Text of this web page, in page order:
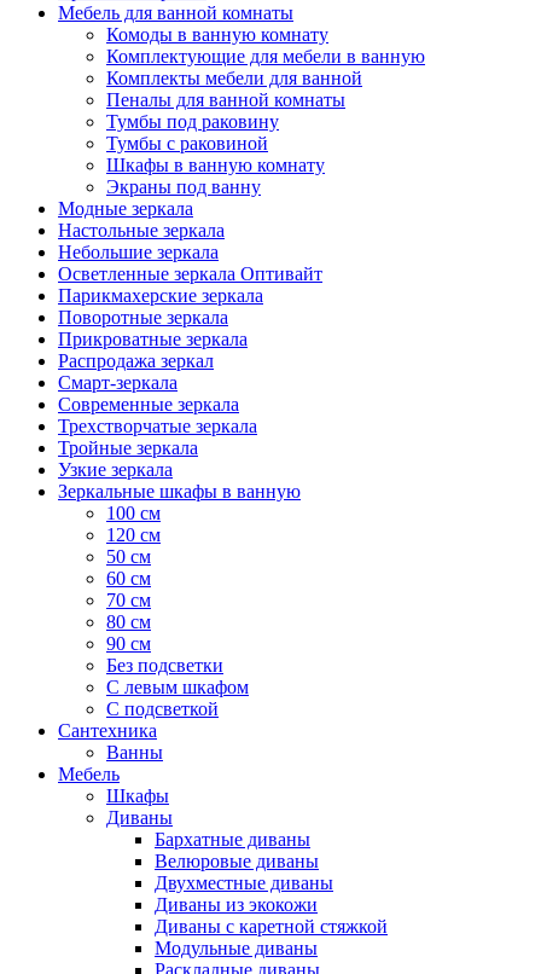
Мебель для ванной комнаты
Комоды в ванную комнату
Комплектующие для мебели в ванную
Комплекты мебели для ванной
Пеналы для ванной комнаты
Тумбы под раковину
Тумбы с раковиной
Шкафы в ванную комнату
Экраны под ванну
Модные зеркала
Настольные зеркала
Небольшие зеркала
Осветленные зеркала Оптивайт
Парикмахерские зеркала
Поворотные зеркала
Прикроватные зеркала
Распродажа зеркал
Смарт-зеркала
Современные зеркала
Трехстворчатые зеркала
Тройные зеркала
Узкие зеркала
Зеркальные шкафы в ванную
100 см
120 см
50 см
60 см
70 см
80 см
90 см
Без подсветки
С левым шкафом
С подсветкой
Сантехника
Ванны
Мебель
Шкафы
Диваны
Бархатные диваны
Велюровые диваны
Двухместные диваны
Диваны из экокожи
Диваны с каретной стяжкой
Модульные диваны
Раскладные диваны